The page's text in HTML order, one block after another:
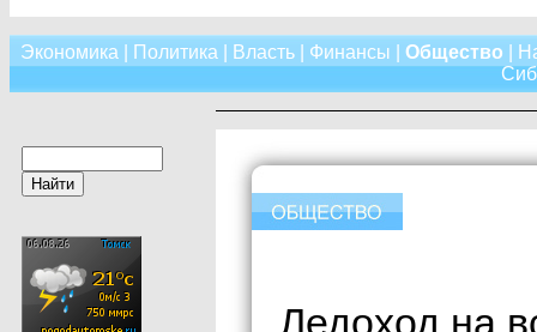
Экономика Политика Власть| Финансы Общество
Ледоход на